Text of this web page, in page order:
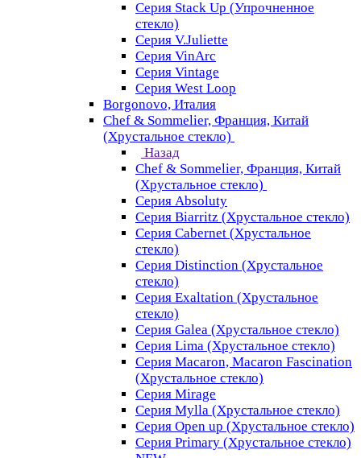
Серия Stack Up (Упрочненное
стекло)
Серия V.Juliette
Серия VinArc
Серия Vintage
Серия West Loop
Borgonovo, Италия
Chef & Sommelier, Франция, Китай
(Хрустальное стекло)
Назад
Chef & Sommelier, Франция, Китай
(Хрустальное стекло)
Серия Absoluty
Серия Biarritz (Хрустальное стекло)
Серия Cabernet (Хрустальное
стекло)
Серия Distinction (Хрустальное
стекло)
Серия Exaltation (Хрустальное
стекло)
Серия Galea (Хрустальное стекло)
Серия Lima (Хрустальное стекло)
Серия Macaron, Macaron Fascination
(Хрустальное стекло)
Серия Mirage
Серия Mylla (Хрустальное стекло)
Серия Open up (Хрустальное стекло)
Серия Primary (Хрустальное стекло)